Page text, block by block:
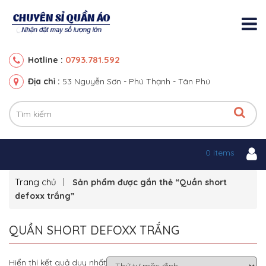
Hotline : 0793.781.592
Địa chỉ : 53 Nguyễn Sơn - Phú Thạnh - Tân Phú
0 items
Trang chủ
Sản phẩm được gắn thẻ “Quần short
defoxx trắng”
QUẦN SHORT DEFOXX TRẮNG
Hiển thị kết quả duy nhất